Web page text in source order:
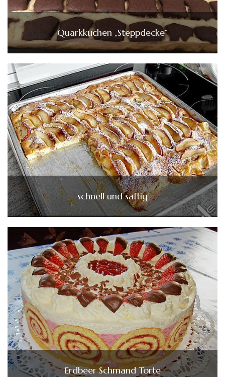
Quarkkuchen „Steppdecke“
schnell und saftig
Erdbeer Schmand Torte